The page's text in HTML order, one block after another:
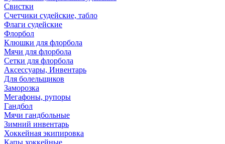
Свистки
Счетчики судейские, табло
Флаги судейские
Флорбол
Клюшки для флорбола
Мячи для флорбола
Сетки для флорбола
Аксессуары, Инвентарь
Для болельщиков
Заморозка
Мегафоны, рупоры
Гандбол
Мячи гандбольные
Зимний инвентарь
Хоккейная экипировка
Капы хоккейные